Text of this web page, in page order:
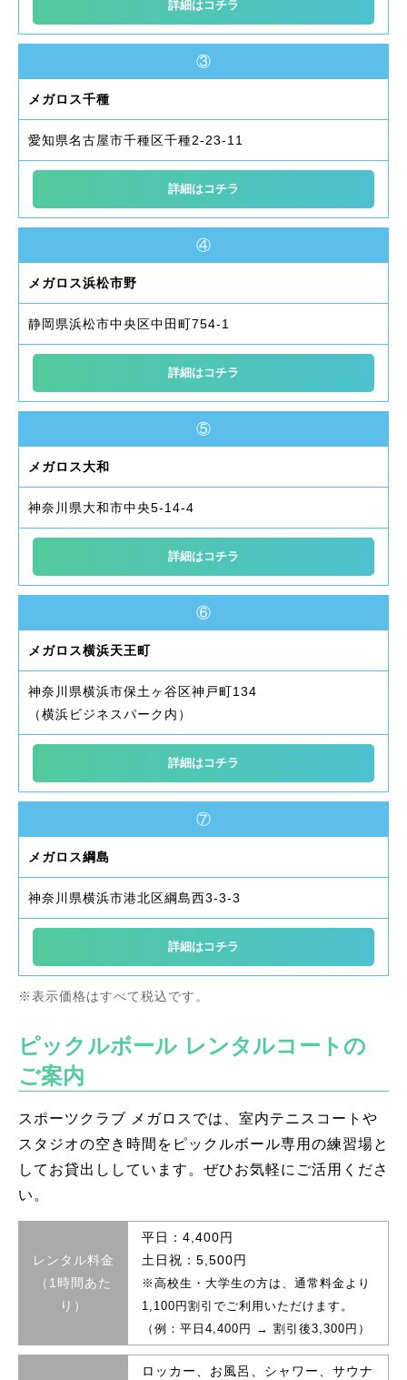
詳細はコチラ
③
メガロス千種
愛知県名古屋市千種区千種2-23-11
詳細はコチラ
④
メガロス浜松市野
静岡県浜松市中央区中田町754-1
詳細はコチラ
⑤
メガロス大和
神奈川県大和市中央5-14-4
詳細はコチラ
⑥
メガロス横浜天王町
神奈川県横浜市保土ヶ谷区神戸町134
（横浜ビジネスパーク内）
詳細はコチラ
⑦
メガロス綱島
神奈川県横浜市港北区綱島西3-3-3
詳細はコチラ
※表示価格はすべて税込です。
ピックルボール レンタルコートの
ご案内
スポーツクラブ メガロスでは、室内テニスコートや
スタジオの空き時間をピックルボール専用の練習場と
してお貸出ししています。ぜひお気軽にご活用くださ
い。
レンタル料金
（1時間あた
り）
平日：4,400円
土日祝：5,500円
※高校生・大学生の方は、通常料金より
1,100円割引でご利用いただけます。
（例：平日4,400円 → 割引後3,300円）
ロッカー、お風呂、シャワー、サウナ